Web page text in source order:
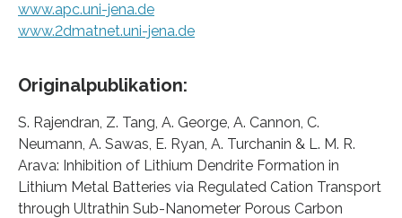
www.apc.uni-jena.de
www.2dmatnet.uni-jena.de
Originalpublikation:
S. Rajendran, Z. Tang, A. George, A. Cannon, C.
Neumann, A. Sawas, E. Ryan, A. Turchanin & L. M. R.
Arava: Inhibition of Lithium Dendrite Formation in
Lithium Metal Batteries via Regulated Cation Transport
through Ultrathin Sub-Nanometer Porous Carbon